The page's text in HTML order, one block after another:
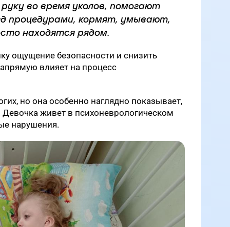
во время уколов, помогают
процедурами, кормят, умывают,
находятся рядом.
ощущение безопасности и снизить
влияет на процесс
но она особенно наглядно показывает,
живет в психоневрологическом
нарушения.